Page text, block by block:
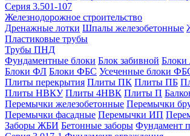
Серия 3.501-107
Железнодорожное строительство
Дренажные лотки Шпалы железобетонные
Пластиковые трубы
Трубы ПНД
Фундаментные блоки Блок забивной Блоки
Блоки ФЛ Блоки ФБС Усеченные блоки
Плиты перекрытия Плиты ПК Плиты ПБ
Плиты НВКУ Плиты 4НВК Плиты П
Перемычки железобетонные Перемычки
Перемычки фасадные Перемычки ИП
Заборы ЖБИ Бетонные заборы Фундамент